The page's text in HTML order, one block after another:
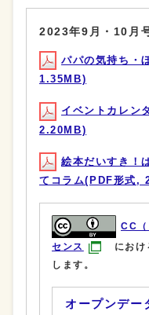
2023年9月・10月
パパの気持ち・
1.35MB)
イベントカレン
2.20MB)
絵本だいすき！
てコラム(PDF形式,
CC（
センス
におけ
します。
オープンデー